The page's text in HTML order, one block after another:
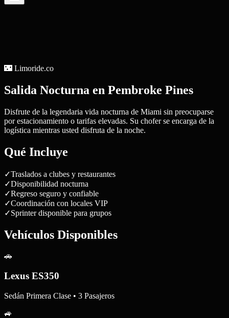
🌃 Limoride.co
Salida Nocturna en Pembroke Pines
Disfrute de la legendaria vida nocturna de Miami sin preocuparse
por estacionamiento o tarifas elevadas. Su chofer se encarga de la
logística mientras usted disfruta de la noche.
Qué Incluye
✓Traslados a clubes y restaurantes
✓Disponibilidad nocturna
✓Regreso seguro y confiable
✓Coordinación con locales VIP
✓Sprinter disponible para grupos
Vehículos Disponibles
🚗
Lexus ES350
Sedán Primera Clase • 3 Pasajeros
🚙